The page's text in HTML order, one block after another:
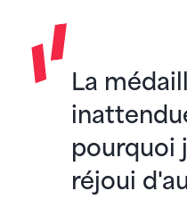
La
pourquoi
réjoui